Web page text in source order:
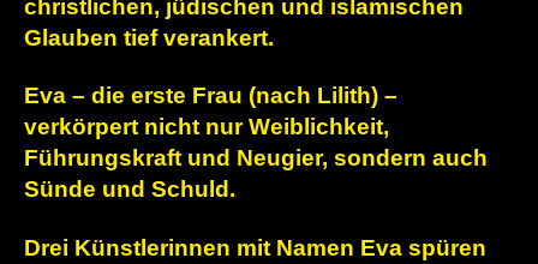
christlichen, jüdischen und islamischen
Glauben tief verankert.
Eva – die erste Frau (nach Lilith) –
verkörpert nicht nur Weiblichkeit,
Führungskraft und Neugier, sondern auch
Sünde und Schuld.
Drei Künstlerinnen mit Namen Eva spüren